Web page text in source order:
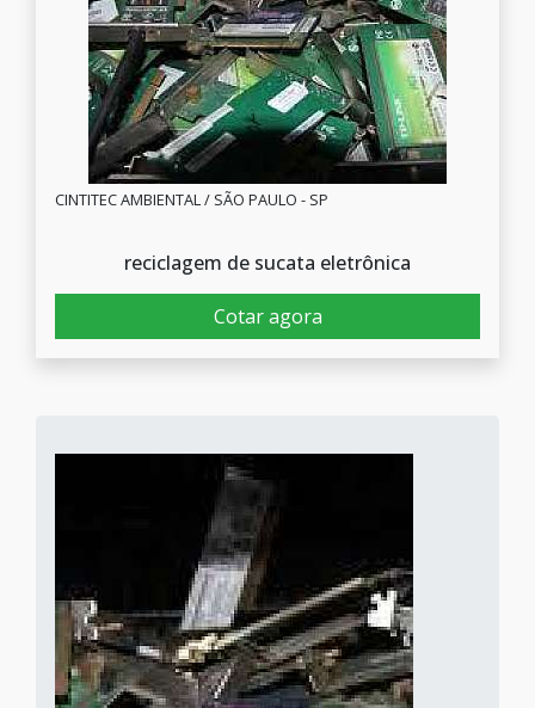
CINTITEC AMBIENTAL / SÃO PAULO - SP
reciclagem de sucata eletrônica
Cotar agora